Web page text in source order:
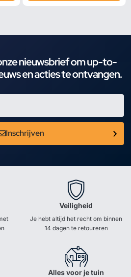
nieuwsbrief om up-to-
en acties te ontvangen.
Inschrijven
Veiligheid
Je hebt altijd het recht om binnen
14 dagen te retoureren
Alles voor je tuin